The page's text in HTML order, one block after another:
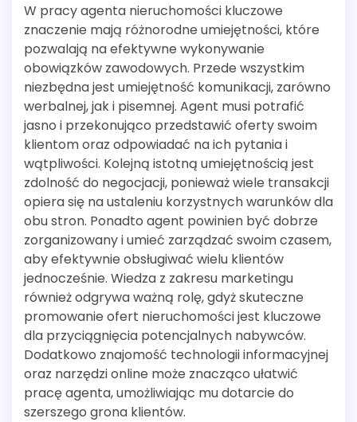
W pracy agenta nieruchomości kluczowe
znaczenie mają różnorodne umiejętności, które
pozwalają na efektywne wykonywanie
obowiązków zawodowych. Przede wszystkim
niezbędna jest umiejętność komunikacji, zarówno
werbalnej, jak i pisemnej. Agent musi potrafić
jasno i przekonująco przedstawić oferty swoim
klientom oraz odpowiadać na ich pytania i
wątpliwości. Kolejną istotną umiejętnością jest
zdolność do negocjacji, ponieważ wiele transakcji
opiera się na ustaleniu korzystnych warunków dla
obu stron. Ponadto agent powinien być dobrze
zorganizowany i umieć zarządzać swoim czasem,
aby efektywnie obsługiwać wielu klientów
jednocześnie. Wiedza z zakresu marketingu
również odgrywa ważną rolę, gdyż skuteczne
promowanie ofert nieruchomości jest kluczowe
dla przyciągnięcia potencjalnych nabywców.
Dodatkowo znajomość technologii informacyjnej
oraz narzędzi online może znacząco ułatwić
pracę agenta, umożliwiając mu dotarcie do
szerszego grona klientów.